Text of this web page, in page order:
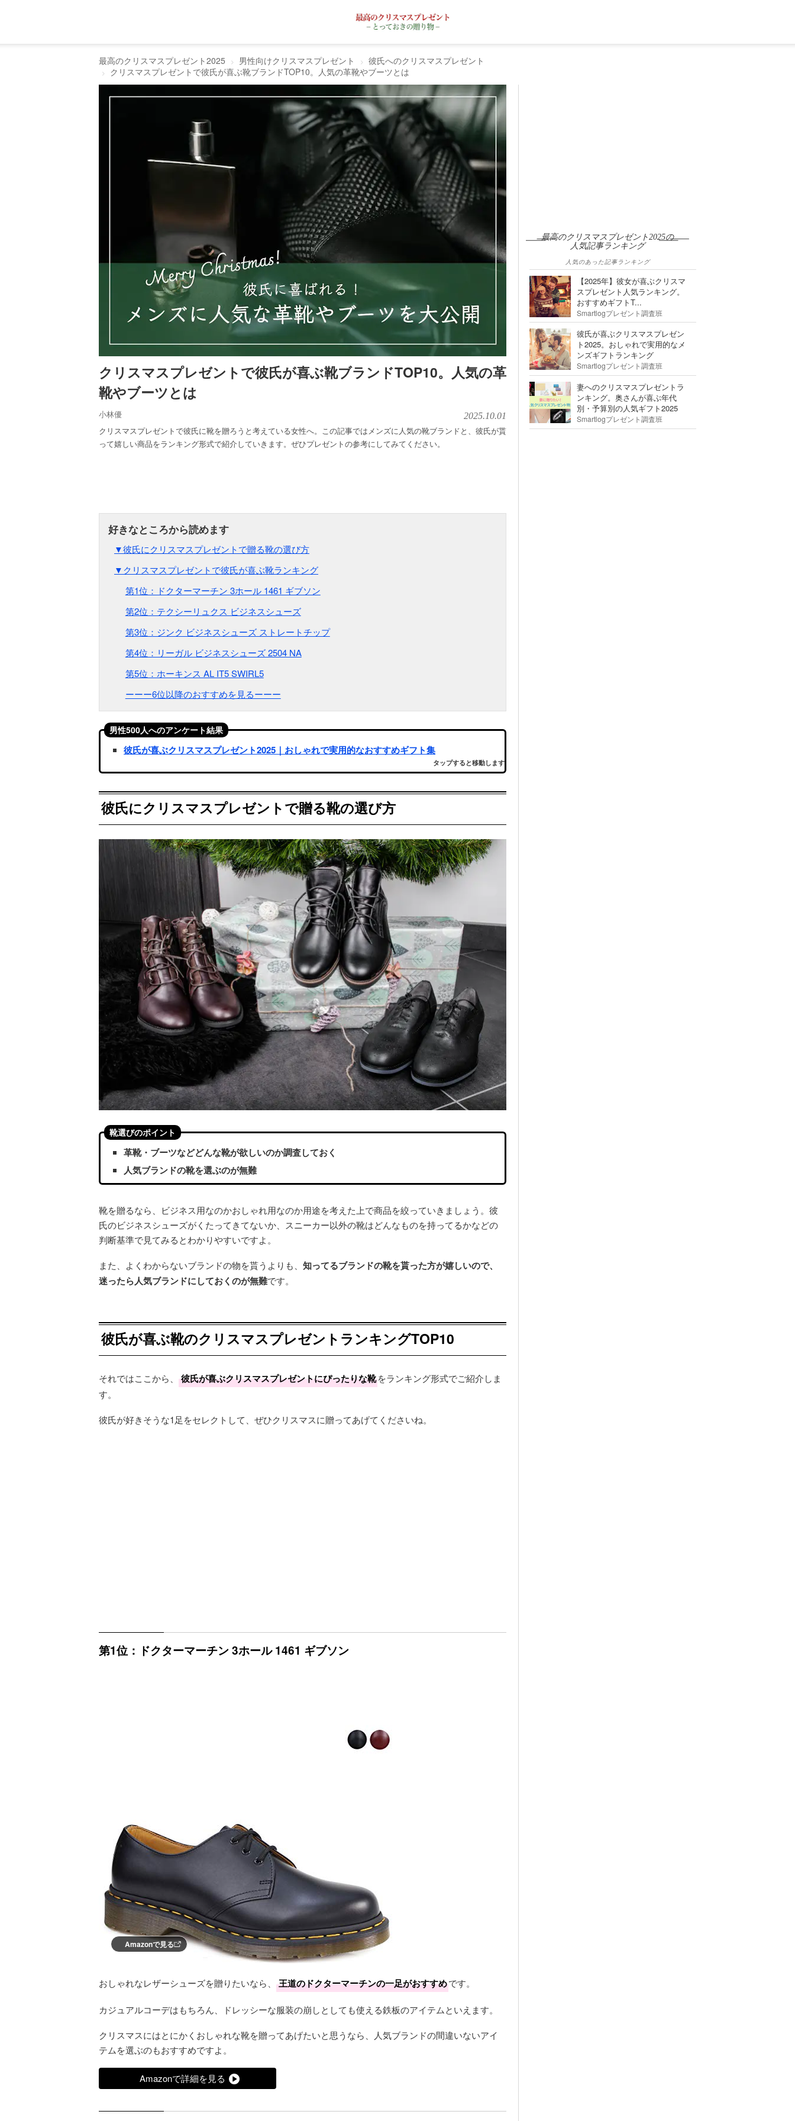
最高のクリスマスプレゼント2025 男性向けクリスマスプレゼント
彼氏へのクリスマスプレゼント
クリスマスプレゼントで彼氏が喜ぶ靴ブランドTOP10。人気の革靴やブーツとは
クリスマスプレゼントで彼氏が喜ぶ靴ブランドTOP10。人気の革
靴やブーツとは
小林優 2025.10.01
クリスマスプレゼントで彼氏に靴を贈ろうと考えている女性へ。この記事ではメンズに人気の靴ブランドと、彼氏が貰
って嬉しい商品をランキング形式で紹介していきます。ぜひプレゼントの参考にしてみてください。
▼彼氏にクリスマスプレゼントで贈る靴の選び方
▼クリスマスプレゼントで彼氏が喜ぶ靴ランキング
第1位：ドクターマーチン 3ホール 1461 ギブソン
第2位：テクシーリュクス ビジネスシューズ
第3位：ジンク ビジネスシューズ ストレートチップ
第4位：リーガル ビジネスシューズ 2504 NA
第5位：ホーキンス AL IT5 SWIRL5
ーーー6位以降のおすすめを見るーーー
男性500人へのアンケート結果
彼氏が喜ぶクリスマスプレゼント2025｜おしゃれで実用的なおすすめギフト集
タップすると移動します
彼氏にクリスマスプレゼントで贈る靴の選び方
靴選びのポイント
革靴・ブーツなどどんな靴が欲しいのか調査しておく
人気ブランドの靴を選ぶのが無難
靴を贈るなら、ビジネス用なのかおしゃれ用なのか用途を考えた上で商品を絞っていきましょう。彼
氏のビジネスシューズがくたってきてないか、スニーカー以外の靴はどんなものを持ってるかなどの
判断基準で見てみるとわかりやすいですよ。
また、よくわからないブランドの物を貰うよりも、 知ってるブランドの靴を貰った方が嬉しいので、
迷ったら人気ブランドにしておくのが無難です。
彼氏が喜ぶ靴のクリスマスプレゼントランキングTOP10
それではここから、 彼氏が喜ぶクリスマスプレゼントにぴったりな靴をランキング形式でご紹介しま
す。
彼氏が好きそうな1足をセレクトして、ぜひクリスマスに贈ってあげてくださいね。
第1位：ドクターマーチン 3ホール 1461 ギブソン
Amazonで見る
おしゃれなレザーシューズを贈りたいなら、 王道のドクターマーチンの一足がおすすめです。
カジュアルコーデはもちろん、ドレッシーな服装の崩しとしても使える鉄板のアイテムといえます。
クリスマスにはとにかくおしゃれな靴を贈ってあげたいと思うなら、人気ブランドの間違いないアイ
テムを選ぶのもおすすめですよ。
Amazonで詳細を見る
最高のクリスマスプレゼント2025の
人気記事ランキング
人気のあった記事ランキング
【2025年】彼女が喜ぶクリスマ
スプレゼント人気ランキング。
おすすめギフトT...
Smartlogプレゼント調査班
彼氏が喜ぶクリスマスプレゼン
ト2025。おしゃれで実用的なメ
ンズギフトランキング
Smartlogプレゼント調査班
妻へのクリスマスプレゼントラ
ンキング。奥さんが喜ぶ年代
別・予算別の人気ギフト2025
Smartlogプレゼント調査班